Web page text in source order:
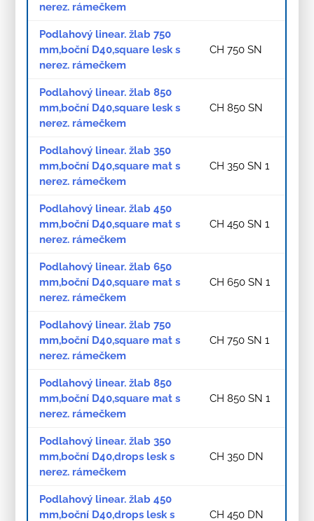
nerez. rámečkem
Podlahový linear. žlab 750
mm,boční D40,square lesk s
nerez. rámečkem
CH 750 SN
Podlahový linear. žlab 850
mm,boční D40,square lesk s
nerez. rámečkem
CH 850 SN
Podlahový linear. žlab 350
mm,boční D40,square mat s
nerez. rámečkem
CH 350 SN 1
Podlahový linear. žlab 450
mm,boční D40,square mat s
nerez. rámečkem
CH 450 SN 1
Podlahový linear. žlab 650
mm,boční D40,square mat s
nerez. rámečkem
CH 650 SN 1
Podlahový linear. žlab 750
mm,boční D40,square mat s
nerez. rámečkem
CH 750 SN 1
Podlahový linear. žlab 850
mm,boční D40,square mat s
nerez. rámečkem
CH 850 SN 1
Podlahový linear. žlab 350
mm,boční D40,drops lesk s
nerez. rámečkem
CH 350 DN
Podlahový linear. žlab 450
mm,boční D40,drops lesk s
CH 450 DN